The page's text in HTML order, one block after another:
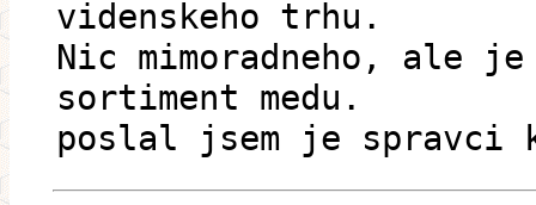
videnskeho trhu.
Nic mimoradneho, ale
sortiment medu.
poslal jsem je spravci